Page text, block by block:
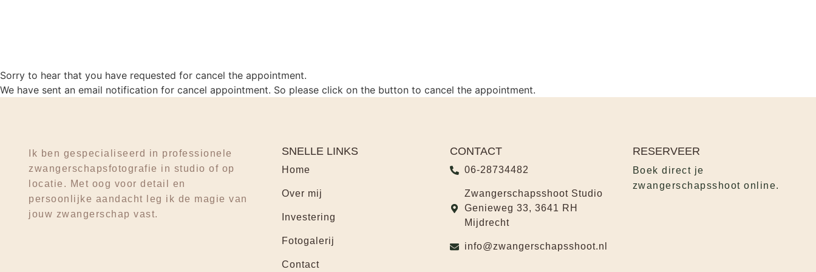
Sorry to hear that you have requested for cancel the appointment.
We have sent an email notification for cancel appointment. So please click on the button to cancel the appointment.
Ik ben gespecialiseerd in professionele
zwangerschapsfotografie in studio of op
locatie. Met oog voor detail en
persoonlijke aandacht leg ik de magie van
jouw zwangerschap vast.
SNELLE LINKS
Home
Over mij
Investering
Fotogalerij
Contact
CONTACT
06-28734482
Zwangerschapsshoot Studio
Genieweg 33, 3641 RH
Mijdrecht
info@zwangerschapsshoot.nl
RESERVEER
Boek direct je
zwangerschapsshoot online.